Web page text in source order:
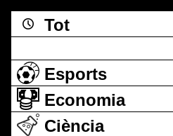
Tot
Esports
Economia
Ciència